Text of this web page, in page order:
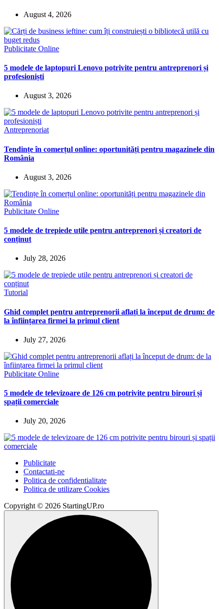
August 4, 2026
Publicitate Online
5 modele de laptopuri Lenovo potrivite pentru antreprenori și
profesioniști
August 3, 2026
Antreprenoriat
Tendințe în comerțul online: oportunități pentru magazinele din
România
August 3, 2026
Publicitate Online
5 modele de trepiede utile pentru antreprenori și creatori de
conținut
July 28, 2026
Tutorial
Ghid complet pentru antreprenorii aflați la început de drum: de
la înființarea firmei la primul client
July 27, 2026
Publicitate Online
5 modele de televizoare de 126 cm potrivite pentru birouri și
spații comerciale
July 20, 2026
Publicitate
Contactati-ne
Politica de confidentialitate
Politica de utilizare Cookies
Copyright © 2026 StartingUP.ro